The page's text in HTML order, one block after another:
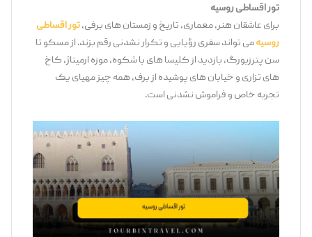
تور اقساطی روسیه
برای عاشقان هنر، معماری، تاریخ و زمستان ‌های برفی، تور اقساطی
می ‌تواند سفری رؤیایی و تکرار نشدنی رقم بزند. از مسکو تا
سن‌ پترزبورگ، بازدید از کلیسا های با شکوه، موزه ارمیتاژ، کاخ‌
های تزاری و خیابان ‌های پوشیده از برف، همه چیز مهیای یک
تجربه خاص و فراموش ‌نشدنی است.